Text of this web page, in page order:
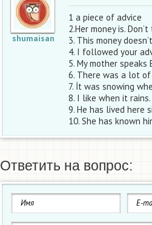
shumaisan
1 a piece of advice
2.Her money is.
3. This money
4. I followed your
5. My mother speaks
6. There was a lot
7. İt was snowing
8. I like when it rains.
9. He has lived here
10. She has known
Ответить на вопрос: